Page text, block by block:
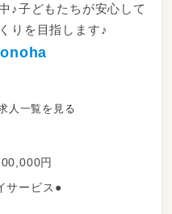
♪子どもたちが安心して
りを目指します♪
人一覧を見る
円
ービス●